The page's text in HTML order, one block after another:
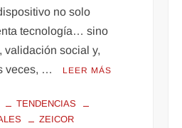
no solo
tecnología… sino
validación social y,
veces, …
LEER MÁS
TENDENCIAS
ZEICOR